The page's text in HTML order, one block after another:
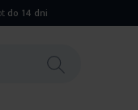
do 14 dni